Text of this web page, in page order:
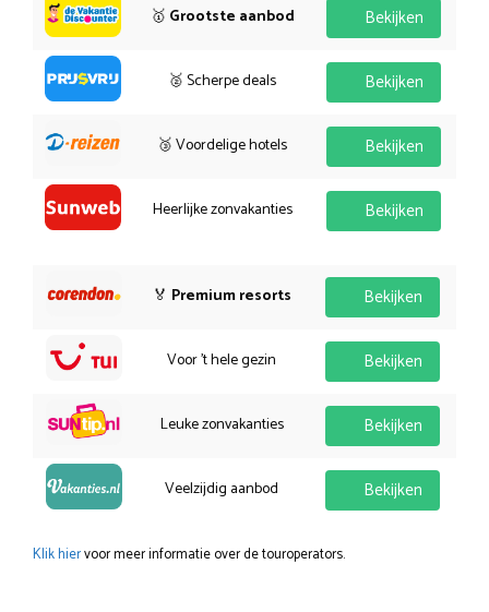
🥇 Grootste aanbod Bekijken
🥈 Scherpe deals Bekijken
🥉 Voordelige hotels Bekijken
Heerlijke zonvakanties Bekijken
🏅 Premium resorts Bekijken
Voor 't hele gezin Bekijken
Leuke zonvakanties Bekijken
Veelzijdig aanbod Bekijken
Klik hiervoor meer informatie over de touroperators.